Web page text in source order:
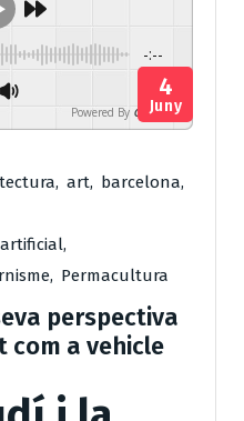
-:--
Powered By GSpeech
, art, barcelona,
artificial,
, Permacultura
4
Juny
perspectiva
com a vehicle